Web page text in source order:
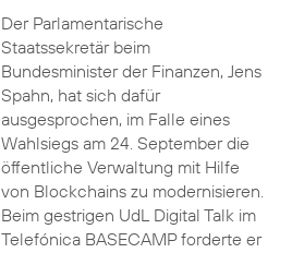
Der Parlamentarische
Staatssekretär beim
Bundesminister der Finanzen, Jens
Spahn, hat sich dafür
ausgesprochen, im Falle eines
Wahlsiegs am 24. September die
öffentliche Verwaltung mit Hilfe
von Blockchains zu modernisieren.
Beim gestrigen UdL Digital Talk im
Telefónica BASECAMP forderte er